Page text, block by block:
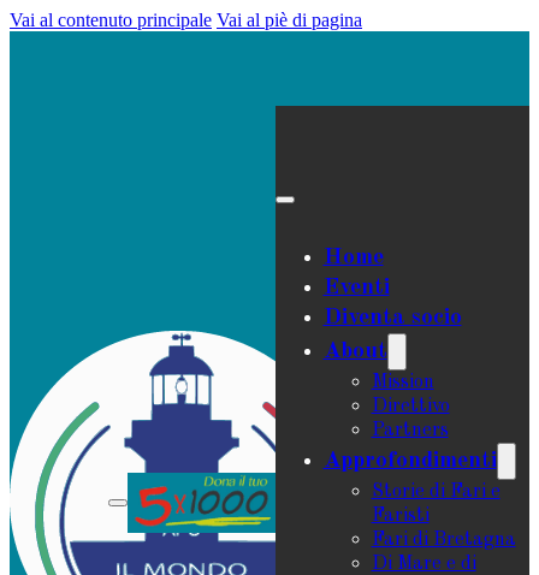
Vai al contenuto principale Vai al piè di pagina
Home
Eventi
Diventa socio
About
Mission
Direttivo
Partners
Approfondimenti
Storie di Fari e
Faristi
Fari di Bretagna
Di Mare e di